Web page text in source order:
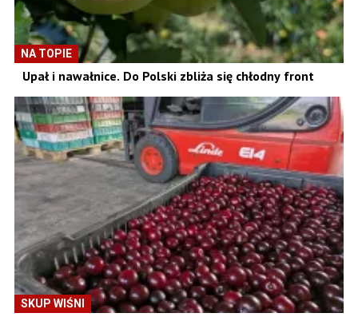
NA TOPIE
Upał i nawałnice. Do Polski zbliża się chłodny front
SKUP WIŚNI